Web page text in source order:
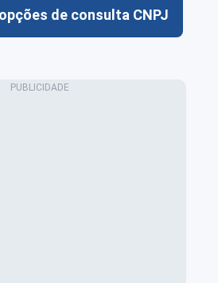
de consulta CNPJ